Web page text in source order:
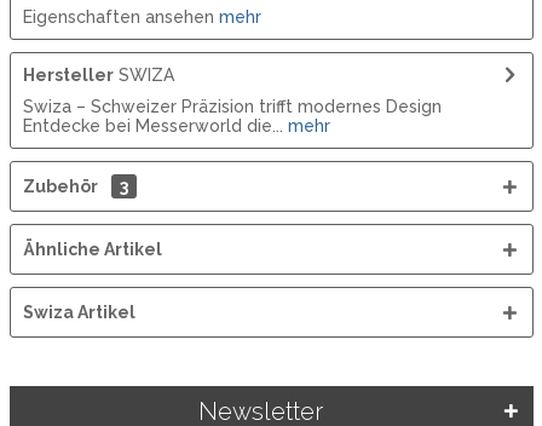
Eigenschaften ansehen mehr
HerstellerSWIZA
Swiza – Schweizer Präzision trifft modernes Design
Entdecke bei Messerworld die...
mehr
Zubehör 3
Ähnliche Artikel
Swiza Artikel
Newsletter